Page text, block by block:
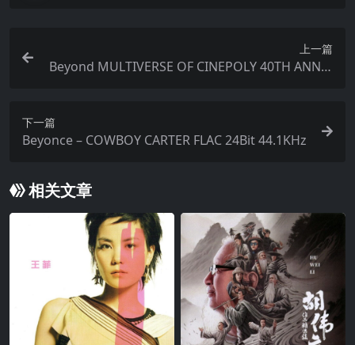
上一篇
Beyond MULTIVERSE OF CINEPOLY 40TH ANNIV
下一篇
Beyonce – COWBOY CARTER FLAC 24Bit 44.1KHz
相关文章